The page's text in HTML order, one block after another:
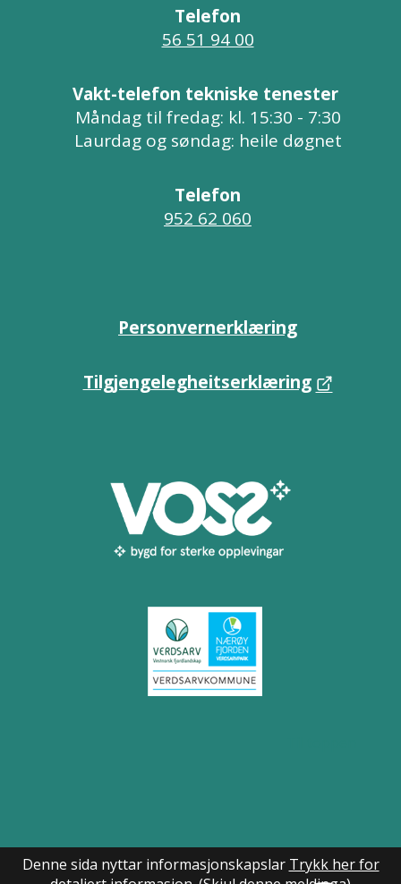
Telefon
56 51 94 00
Vakt-telefon tekniske tenester
Måndag til fredag: kl. 15:30 - 7:30
Laurdag og søndag: heile døgnet
Telefon
952 62 060
Personvernerklæring
Tilgjengelegheitserklæring
Denne sida nyttar informasjonskapslar Trykk her for